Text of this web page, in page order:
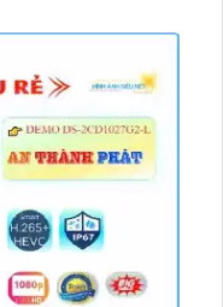
chi tiết. Thiết kế chắc
hồng ngoại cho
sáng yếu và đảm
để đầu tư cho hệ